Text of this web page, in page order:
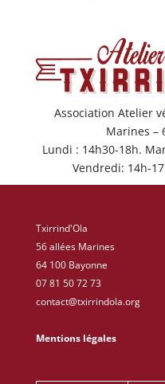
Association Atelier
Marines –
Lundi : 14h30-18h.
Vendredi: 14h-
Txirrind'Ola
56 allées Marines
64 100 Bayonne
07 81 50 72 73
contact@txirrindola.org
Mentions légales